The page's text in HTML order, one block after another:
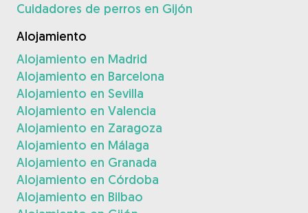
Cuidadores de perros en Gijón
Alojamiento
Alojamiento en Madrid
Alojamiento en Barcelona
Alojamiento en Sevilla
Alojamiento en Valencia
Alojamiento en Zaragoza
Alojamiento en Málaga
Alojamiento en Granada
Alojamiento en Córdoba
Alojamiento en Bilbao